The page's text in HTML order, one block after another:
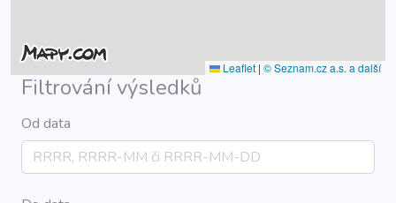
Leaflet | © Seznam.cz a.s. a další
Filtrování výsledků
Od data